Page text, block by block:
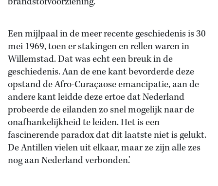
Een mijlpaal in de meer recente geschiedenis is 30
mei 1969, toen er stakingen en rellen waren in
Willemstad. Dat was echt een breuk in de
geschiedenis. Aan de ene kant bevorderde deze
opstand de Afro-Curaçaose emancipatie, aan de
andere kant leidde deze ertoe dat Nederland
probeerde de eilanden zo snel mogelijk naar de
onafhankelijkheid te leiden. Het is een
fascinerende paradox dat dit laatste niet is gelukt.
De Antillen vielen uit elkaar, maar ze zijn alle zes
nog aan Nederland verbonden.’